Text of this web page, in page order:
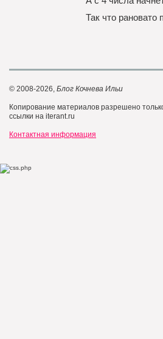
Так что рановато
© 2008-2026, Блог Кочнева Ильи
Копирование материалов разрешено
ссылки на iterant.ru
Контактная информация